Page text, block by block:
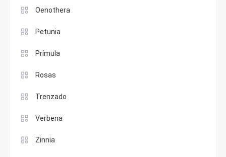
Oenothera
Petunia
Prímula
Rosas
Trenzado
Verbena
Zinnia